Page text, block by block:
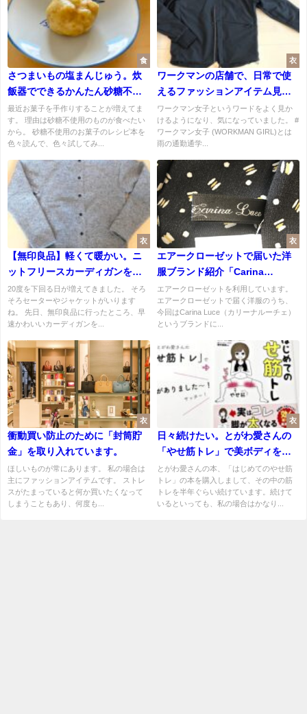
食
さつまいもの塩まんじゅう。炊
飯器でできるかんたん砂糖不使
用のおやつです。
最近お菓子を手作りすることが増えてま
す。 理由は砂糖不使用のものが食べたい
から。 砂糖不使用のお菓子のレシピ本を
色々読んで、色々試してみ...
衣
ワークマンの店舗で、日常で使
えるファッションアイテム見つ
けました。
ワークマン女子というワードをよく見か
けるようになり、気になっていました。 #
ワークマン女子 (WORKMAN GIRL)とは
雨の通勤通学...
衣
【無印良品】軽くて暖かい。ニ
ットフリースカーディガンを購
入しました。
20度を下回る日が増えてきました。 そろ
そろセーターやジャケットがいります
ね。 先日、無印良品に行ったところ、早
速かわいいカーディガンを...
衣
エアークローゼットで届いた洋
服ブランド紹介「Carina
Luce（カリーナルーチェ）」
エアークローゼットを利用しています。
エアークローゼットで届く洋服のうち、
今回はCarina Luce（カリーナルーチェ）
というブランドに...
衣
衝動買い防止のために「封筒貯
金」を取り入れています。
ほしいものが常にあります。 私の場合は
主にファッションアイテムです。 ストレ
スがたまっていると何か買いたくなって
しまうこともあり、何度も...
衣
日々続けたい。とがわ愛さんの
「やせ筋トレ」で美ボディを目
指したいです。
とがわ愛さんの本、「はじめてのやせ筋
トレ」の本を購入しまして、その中の筋
トレを半年ぐらい続けています。続けて
いるといっても、私の場合はかなり...